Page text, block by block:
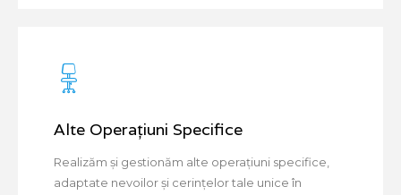
Alte Operațiuni Specifice
Realizăm și gestionăm alte operațiuni specifice,
adaptate nevoilor și cerințelor tale unice în